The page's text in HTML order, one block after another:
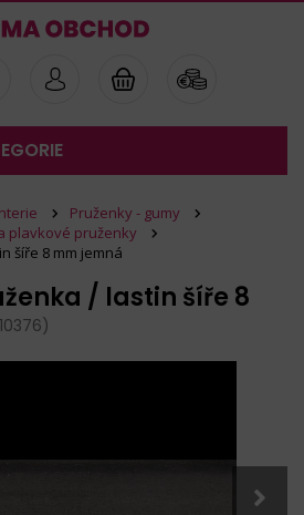
Pruženky - gumy
plavkové pruženky
šíře 8 mm jemná
/ lastin šíře 8